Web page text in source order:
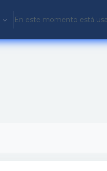
En este momento está